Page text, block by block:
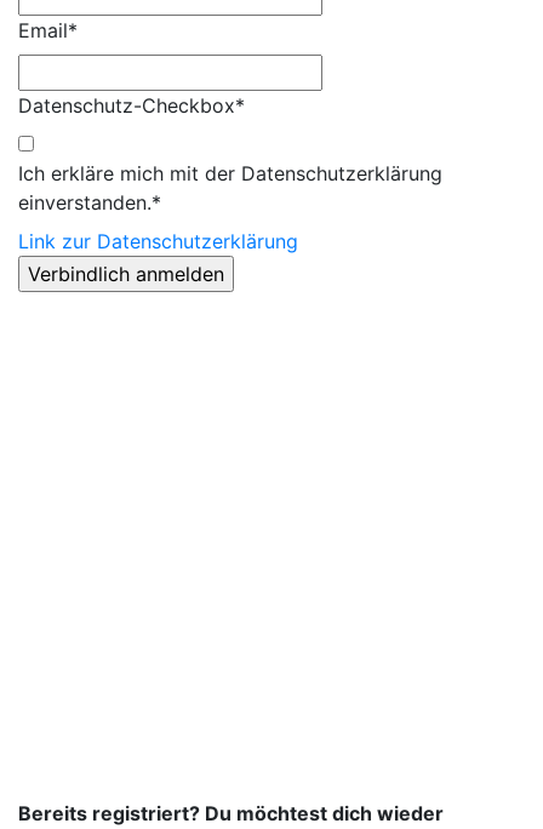
Email*
Datenschutz-Checkbox*
Ich erkläre mich mit der Datenschutzerklärung
einverstanden.*
Link zur Datenschutzerklärung
Bereits registriert? Du möchtest dich wieder